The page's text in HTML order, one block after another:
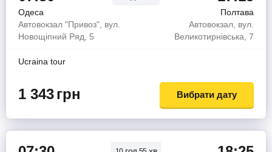
Одеса
Полтава
Автовокзал "Привоз", вул.
Новощіпний Ряд, 5
Автовокзал, вул.
Великотирнівська, 7
Ucraina tour
1 343грн Вибрати дату